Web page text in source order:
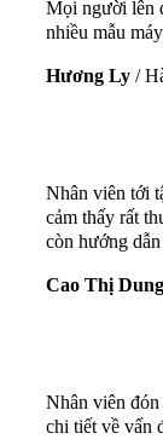
Mọi người lên
nhiều mẫu
Hương Ly /
Nhân viên tới
cảm thấy rất
còn hướng
Cao Thị Dung
Nhân viên
chi tiết về vấn